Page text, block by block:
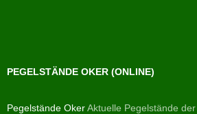
PEGELSTÄNDE OKER (ONLINE)
Pegelstände OkerAktuelle Pegelstände